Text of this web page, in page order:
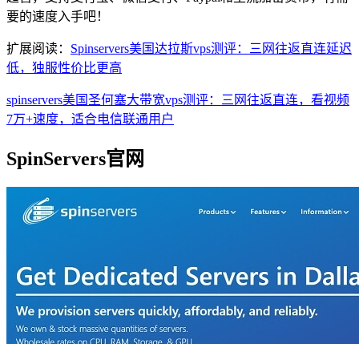
要的速度入手吧！
扩展阅读： Spinservers美国达拉斯vps测评：三网往返直连延迟
低，独服性价比更高
spinservers美国圣何塞大带宽vps测评：三网往返直连，看视频
7万+速度，适合电信联通用户
SpinServers官网